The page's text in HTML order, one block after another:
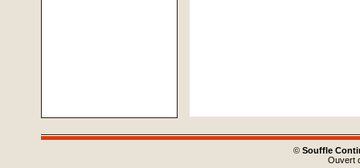
© Souffle
Ouvert